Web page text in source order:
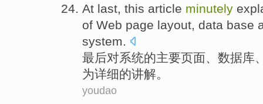
At last, this article minutely
of Web page layout, data base
system.
最后对系统的主要页面、 数据库
为详细的讲解。
youdao